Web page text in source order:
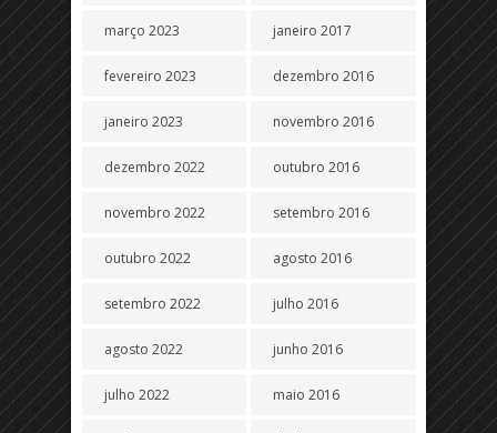
março 2023
fevereiro 2023
janeiro 2023
dezembro 2022
novembro 2022
outubro 2022
setembro 2022
agosto 2022
julho 2022
janeiro 2017
dezembro 2016
novembro 2016
outubro 2016
setembro 2016
agosto 2016
julho 2016
junho 2016
maio 2016